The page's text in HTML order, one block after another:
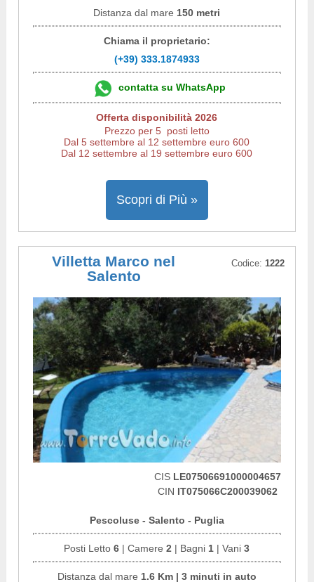
Distanza dal mare 150 metri
Chiama il proprietario:
(+39) 333.1874933
contatta su WhatsApp
Offerta disponibilità 2026
Prezzo per 5 posti letto
Dal 5 settembre al 12 settembre euro 600
Dal 12 settembre al 19 settembre euro 600
Scopri di Più »
Villetta Marco nel
Salento
Codice: 1222
CIS LE07506691000004657
CIN IT075066C200039062
Pescoluse - Salento - Puglia
Posti Letto6 | Camere2 | Bagni 1 | Vani3
Distanza dal mare 1.6 Km | 3 minuti in auto